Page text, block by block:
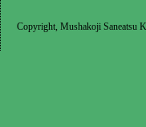
Copyright, Mushakoji Saneatsu